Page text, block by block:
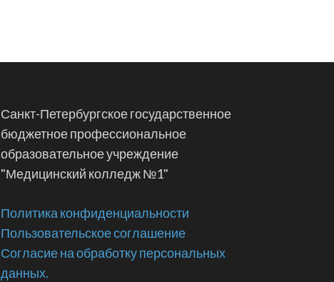
Санкт-Петербургское государственное
бюджетное профессиональное
образовательное учреждение
"Медицинский колледж №1"
Политика конфиденциальности
Пользовательское соглашение
Согласие на обработку персональных
данных.